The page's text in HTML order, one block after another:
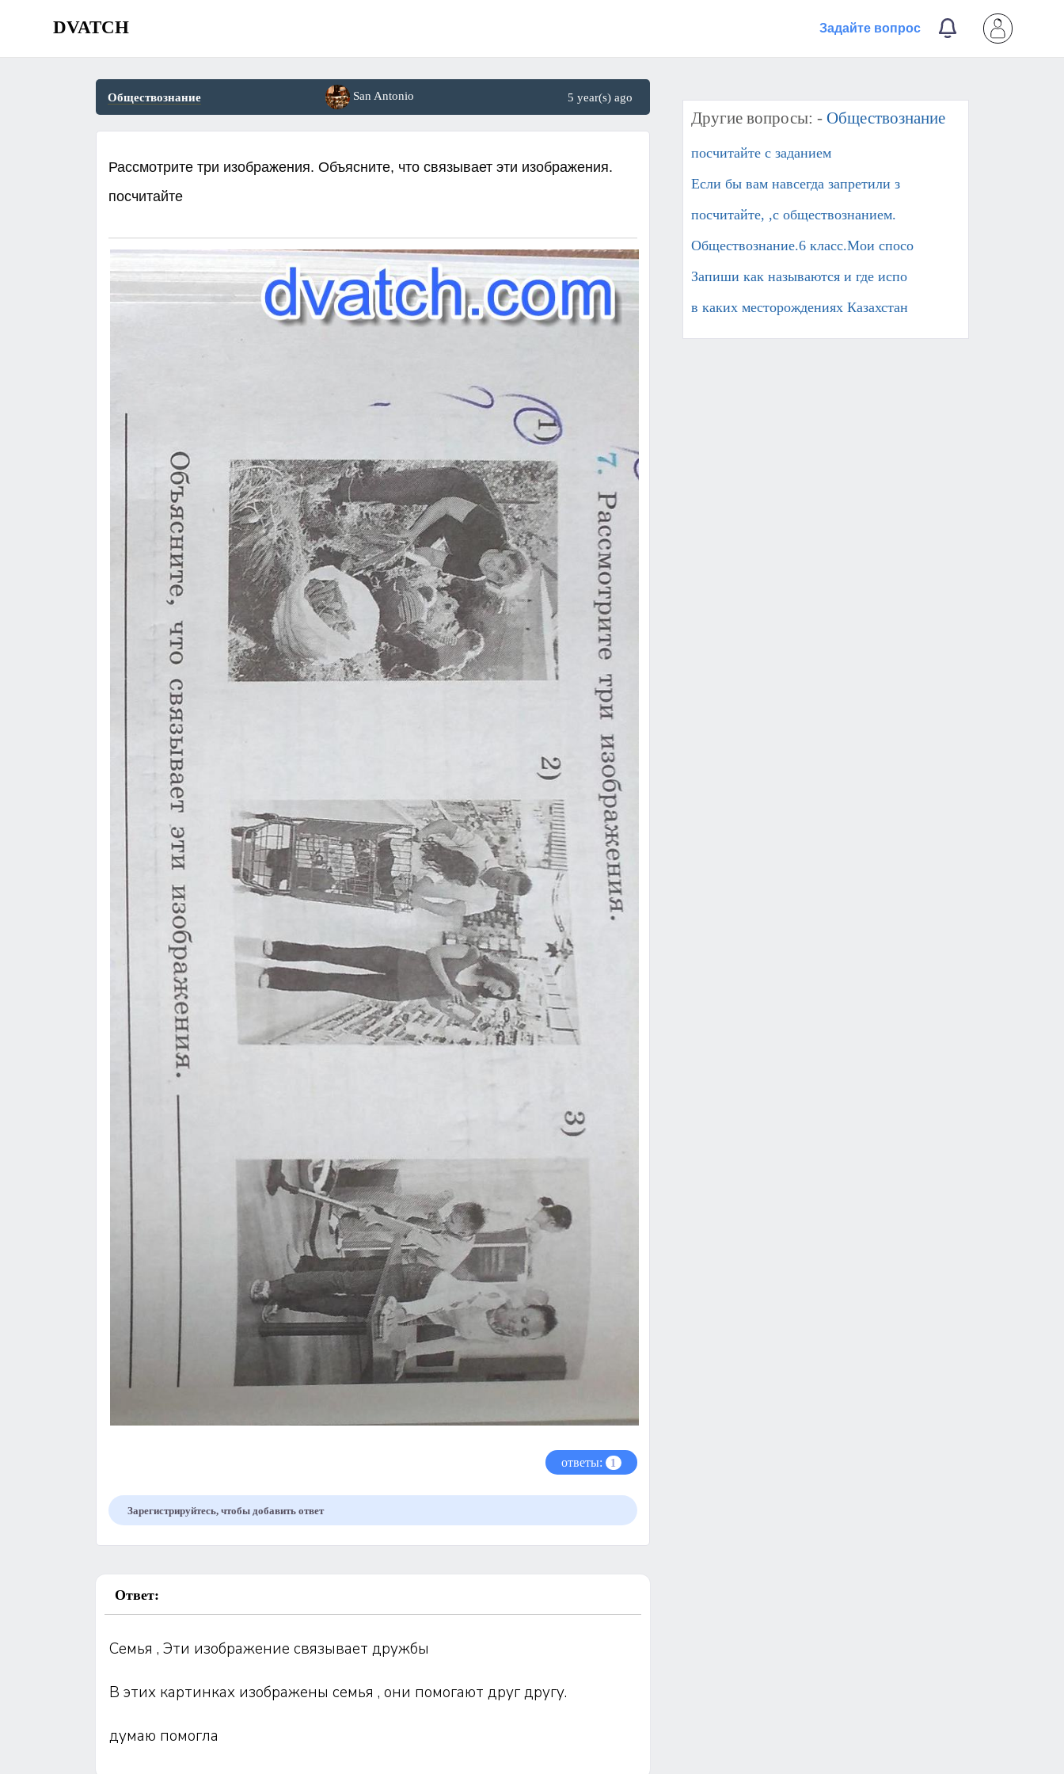
DVATCH Задайте вопрос
Обществознание San Antonio 5 year(s) ago
Рассмотрите три изображения. Объясните, что связывает эти изображения.
посчитайте ​
ответы: 1
Зарегистрируйтесь, чтобы добавить ответ
Ответ:
Семья , Эти изображение связывает дружбы
В этих картинках изображены семья , они помогают друг другу.
думаю помогла
Другие вопросы: - Обществознание
посчитайте с заданием
Если бы вам навсегда запретили з
посчитайте, ,с обществознанием.
Обществознание.6 класс.Мои спосо
Запиши как называются и где испо
в каких месторождениях Казахстан